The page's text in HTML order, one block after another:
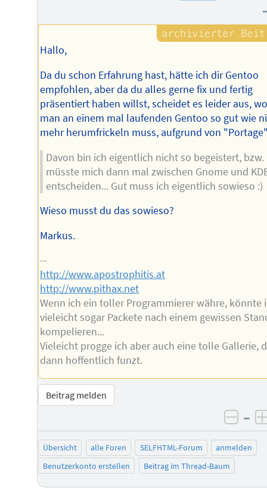
Hallo,
Da du schon Erfahrung hast, hätte ich dir Gentoo
empfohlen, aber da du alles gerne fix und fertig
präsentiert haben willst, scheidet es leider aus,
man an einem mal laufenden Gentoo so gut wie
mehr herumfrickeln muss, aufgrund von
Davon bin ich eigentlich nicht so begeistert, bzw.
müsste mich dann mal zwischen Gnome und
entscheiden... Gut muss ich eigentlich sowieso :)
Wieso musst du das sowieso?
Markus.
--
http://www.apostrophitis.at
http://www.pithax.net
Wenn ich ein toller Programmierer währe, könnte
vieleicht sogar Packete nach einem gewissen
kompelieren...
Vieleicht progge ich aber auch eine tolle Gallerie,
dann hoffentlich funzt.
Beitrag melden
–
Übersicht alle Foren SELFHTML-Forum
anmelden
Benutzerkonto erstellen
Beitrag im Thread-Baum